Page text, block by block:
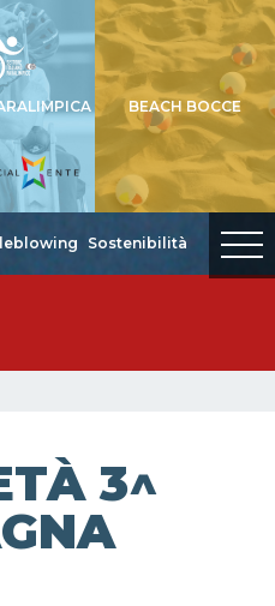
BEACH BOCCE
Sostenibilità
3^